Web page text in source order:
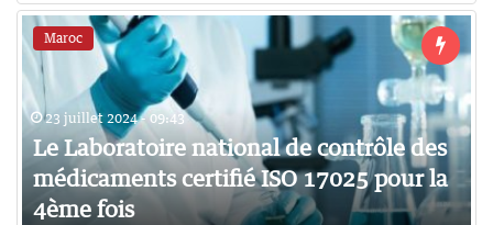
Maroc
23 juillet 2024 - 09:43
Le Laboratoire national de contrôle des
médicaments certifié ISO 17025 pour la
4ème fois